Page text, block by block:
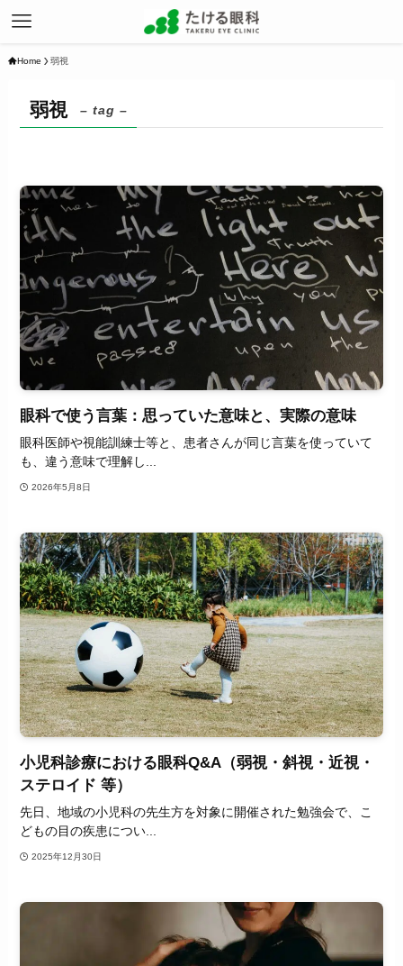
Home 弱視
弱視 – tag –
眼科で使う言葉：思っていた意味と、実際の意味
眼科医師や視能訓練士等と、患者さんが同じ言葉を使っていて
も、違う意味で理解し...
2026年5月8日
小児科診療における眼科Q&A（弱視・斜視・近視・
ステロイド 等）
先日、地域の小児科の先生方を対象に開催された勉強会で、こ
どもの目の疾患につい...
2025年12月30日